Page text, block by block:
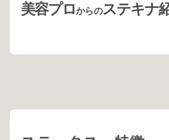
美容プロからのステキナ